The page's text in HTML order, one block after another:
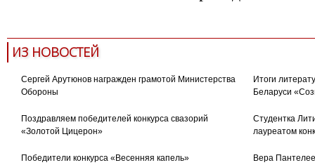
ИЗ НОВОСТЕЙ
Сергей Арутюнов награжден грамотой Министерства
Обороны
Итоги
Беларуси
Поздравляем победителей конкурса свазорий
«Золотой Цицерон»
Студентка
лауреатом
Победители конкурса «Весенняя капель»
Вера